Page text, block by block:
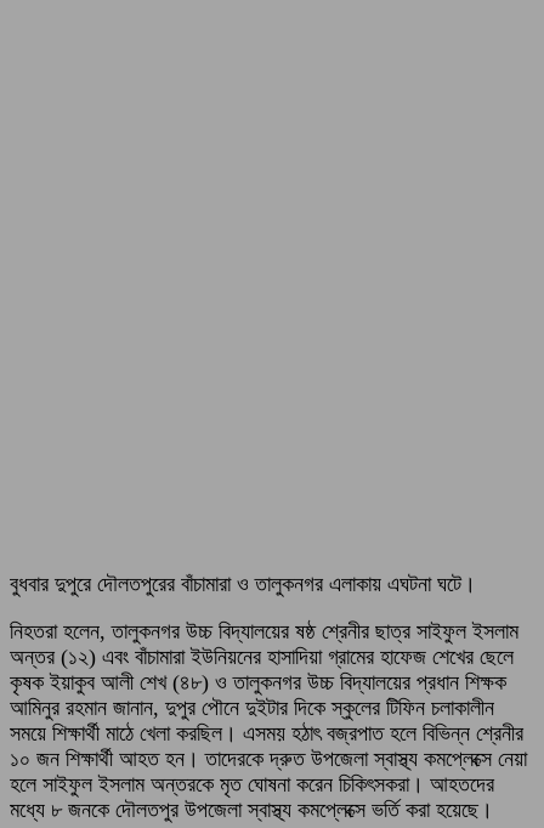
বুধবার দুপুরে দৌলতপুরের বাঁচামারা ও তালুকনগর এলাকায় এঘটনা ঘটে।
নিহতরা হলেন, তালুকনগর উচ্চ বিদ্যালয়ের ষষ্ঠ শ্রেনীর ছাত্র সাইফুল ইসলাম
অন্তর (১২) এবং বাঁচামারা ইউনিয়নের হাসাদিয়া গ্রামের হাফেজ শেখের ছেলে
কৃষক ইয়াকুব আলী শেখ (৪৮) ও তালুকনগর উচ্চ বিদ্যালয়ের প্রধান শিক্ষক
আমিনুর রহমান জানান, দুপুর পৌনে দুইটার দিকে স্কুলের টিফিন চলাকালীন
সময়ে শিক্ষার্থী মাঠে খেলা করছিল। এসময় হঠাৎ বজ্রপাত হলে বিভিন্ন শ্রেনীর
১০ জন শিক্ষার্থী আহত হন। তাদেরকে দ্রুত উপজেলা স্বাস্থ্য কমপ্লেক্সে নেয়া
হলে সাইফুল ইসলাম অন্তরকে মৃত ঘোষনা করেন চিকিৎসকরা। আহতদের
মধ্যে ৮ জনকে দৌলতপুর উপজেলা স্বাস্থ্য কমপ্লেক্সে ভর্তি করা হয়েছে।